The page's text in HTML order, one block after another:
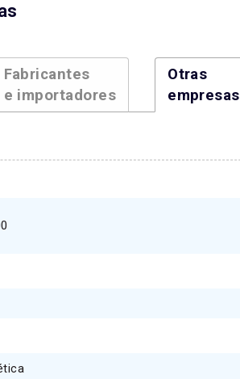
Fabricantes
e importadores
Otras
empresas